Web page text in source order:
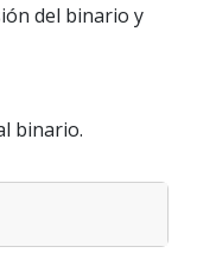
del binario y
binario.